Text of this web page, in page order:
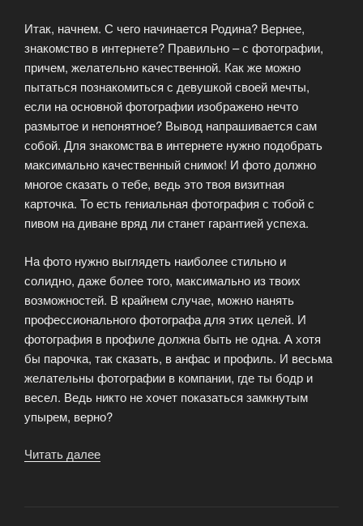
Итак, начнем. С чего начинается Родина? Вернее,
знакомство в интернете? Правильно – с фотографии,
причем, желательно качественной. Как же можно
пытаться познакомиться с девушкой своей мечты,
если на основной фотографии изображено нечто
размытое и непонятное? Вывод напрашивается сам
собой. Для знакомства в интернете нужно подобрать
максимально качественный снимок! И фото должно
многое сказать о тебе, ведь это твоя визитная
карточка. То есть гениальная фотография с тобой с
пивом на диване вряд ли станет гарантией успеха.
На фото нужно выглядеть наиболее стильно и
солидно, даже более того, максимально из твоих
возможностей. В крайнем случае, можно нанять
профессионального фотографа для этих целей. И
фотография в профиле должна быть не одна. А хотя
бы парочка, так сказать, в анфас и профиль. И весьма
желательны фотографии в компании, где ты бодр и
весел. Ведь никто не хочет показаться замкнутым
упырем, верно?
Читать далее